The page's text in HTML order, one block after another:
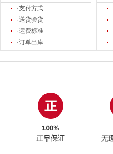
·支付方式
·送货验货
·运费标准
·订单出库